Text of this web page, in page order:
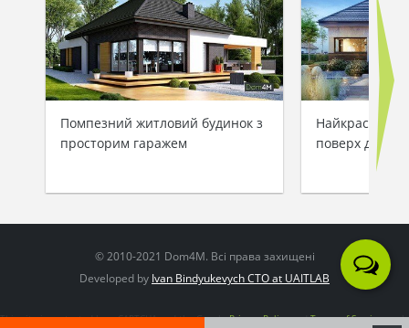
Помпезний житловий будинок з
просторим гаражем
поверх для
© 2010-2021 Dom4M. Всі права захищені
Developed by Ivan Bindyukevych CTO at UAITLAB
This site is protected by reCAPTCHA and the GooglePrivacy PolicyandTerms of Serviceapply